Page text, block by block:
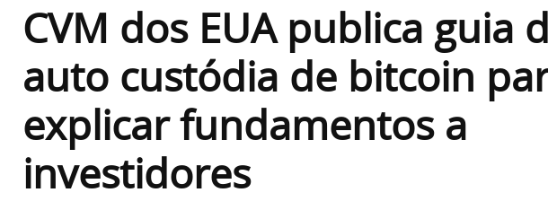
CVM dos EUA publica guia
auto custódia de bitcoin
explicar fundamentos a
investidores